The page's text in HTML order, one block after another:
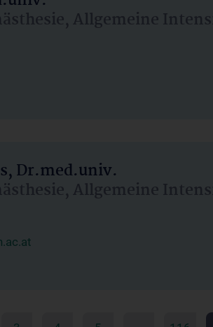
Allgemeine
Dr.med.univ.
Allgemeine